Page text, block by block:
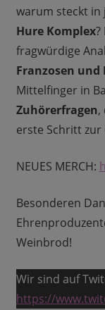
warum steckt in
Hure Komplex?
fragwürdige
Franzosen und
Mittelfinger in
Zuhörerfragen,
erste Schritt zur
NEUES MERCH:
Besonderen
Weinbrod!
Wir sind auf
https://